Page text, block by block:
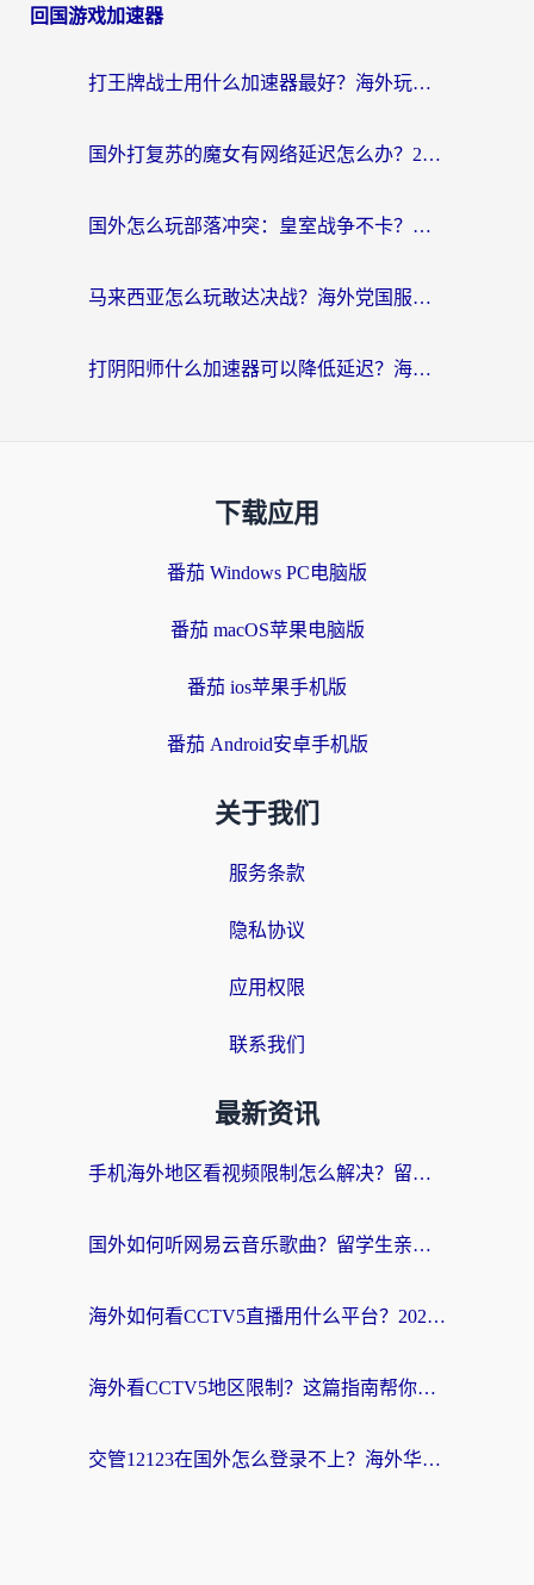
回国游戏加速器
打王牌战士用什么加速器最好？海外玩家的终极选择指南
国外打复苏的魔女有网络延迟怎么办？2026海外玩家国服游戏加速全攻略
国外怎么玩部落冲突：皇室战争不卡？海外玩家畅玩国服游戏终极指南
马来西亚怎么玩敢达决战？海外党国服游戏加速避坑指南（附实测推荐）
打阴阳师什么加速器可以降低延迟？海外玩家的真实困境与破局
下载应用
番茄 Windows PC电脑版
番茄 macOS苹果电脑版
番茄 ios苹果手机版
番茄 Android安卓手机版
关于我们
服务条款
隐私协议
应用权限
联系我们
最新资讯
手机海外地区看视频限制怎么解决？留学生亲测有效的回国加速器指南
国外如何听网易云音乐歌曲？留学生亲测有效的回国加速方案
海外如何看CCTV5直播用什么平台？2026最新指南：看欧洲杯、中超、奥运不再卡
海外看CCTV5地区限制？这篇指南帮你流畅看欧洲杯、NBA还听中文解说
交管12123在国外怎么登录不上？海外华人必看的回国加速器选择指南